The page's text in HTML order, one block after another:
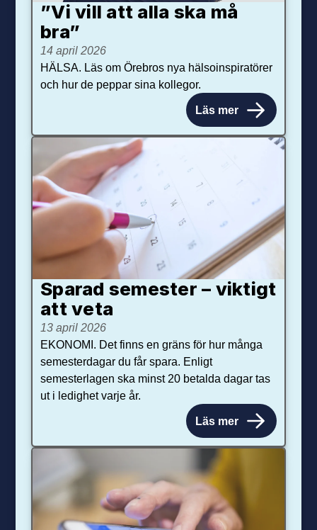
”Vi vill att alla ska må
bra”
14 april 2026
HÄLSA. Läs om Örebros nya hälsoinspiratörer
och hur de peppar sina kollegor.
Läs mer
Sparad semester – viktigt
att veta
13 april 2026
EKONOMI. Det finns en gräns för hur många
semesterdagar du får spara. Enligt
semesterlagen ska minst 20 betalda dagar tas
ut i ledighet varje år.
Läs mer